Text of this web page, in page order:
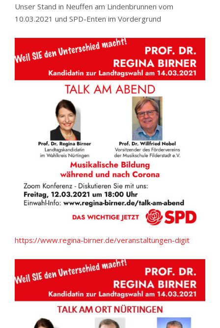
Unser Stand in Neuffen am Lindenbrunnen vom
10.03.2021 und SPD-Enten im Vordergrund
https://www.regina-birner.de/veranstaltungen-digit